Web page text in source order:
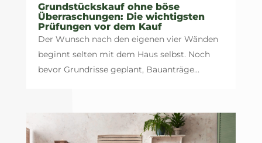
Grundstückskauf ohne böse
Überraschungen: Die wichtigsten
Prüfungen vor dem Kauf
Der Wunsch nach den eigenen vier Wänden
beginnt selten mit dem Haus selbst. Noch
bevor Grundrisse geplant, Bauanträge...